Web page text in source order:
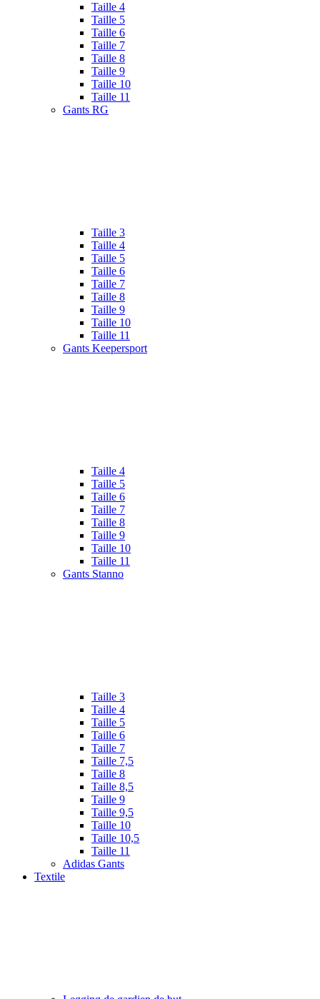
Taille 4
Taille 5
Taille 6
Taille 7
Taille 8
Taille 9
Taille 10
Taille 11
Gants RG
Taille 3
Taille 4
Taille 5
Taille 6
Taille 7
Taille 8
Taille 9
Taille 10
Taille 11
Gants Keepersport
Taille 4
Taille 5
Taille 6
Taille 7
Taille 8
Taille 9
Taille 10
Taille 11
Gants Stanno
Taille 3
Taille 4
Taille 5
Taille 6
Taille 7
Taille 7,5
Taille 8
Taille 8,5
Taille 9
Taille 9,5
Taille 10
Taille 10,5
Taille 11
Adidas Gants
Textile